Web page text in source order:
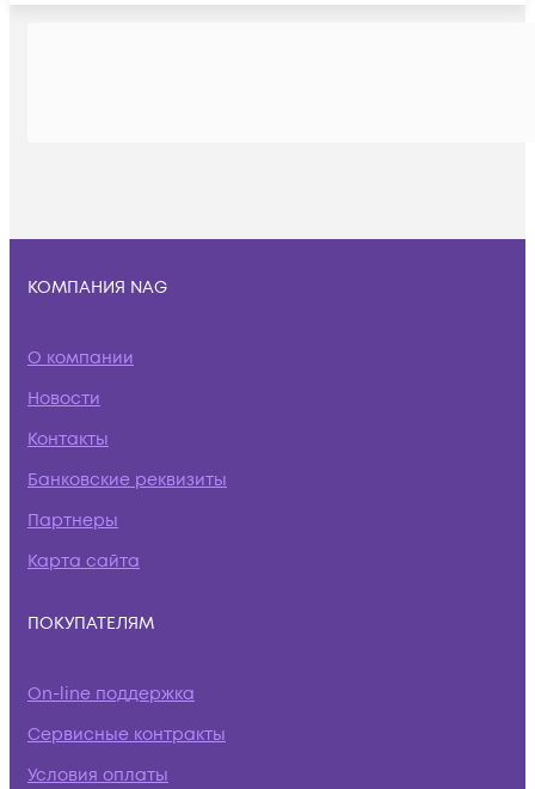
КОМПАНИЯ NAG
О компании
Новости
Контакты
Банковские реквизиты
Партнеры
Карта сайта
ПОКУПАТЕЛЯМ
On-line поддержка
Сервисные контракты
Условия оплаты